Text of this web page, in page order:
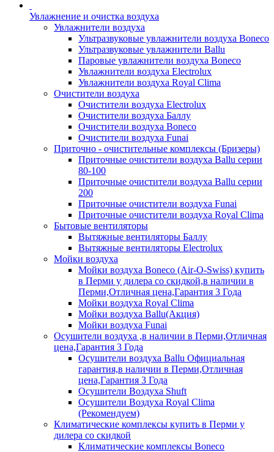
Увлажнение и очистка воздуха
Увлажнители воздуха
Ультразвуковые увлажнители воздуха Boneco
Ультразвуковые увлажнители Ballu
Паровые увлажнители воздуха Boneco
Увлажнители воздуха Electrolux
Увлажнители воздуха Royal Clima
Очистители воздуха
Очистители воздуха Electrolux
Очистители воздуха Баллу
Очистители воздуха Boneco
Очистители воздуха Funai
Приточно - очистительные комплексы (Бризеры)
Приточные очистители воздуха Ballu серии
80-100
Приточные очистители воздуха Ballu серии
200
Приточные очистители воздуха Funai
Приточные очистители воздуха Royal Clima
Бытовые вентиляторы
Вытяжные вентиляторы Баллу
Вытяжные вентиляторы Electrolux
Мойки воздуха
Мойки воздуха Boneco (Air-O-Swiss) купить
в Перми у дилера со скидкой,в наличии в
Перми,Отличная цена,Гарантия 3 Года
Мойки воздуха Royal Clima
Мойки воздуха Ballu(Акция)
Мойки воздуха Funai
Осушители воздуха ,в наличии в Перми,Отличная
цена,Гарантия 3 Года
Осушители воздуха Ballu Официальная
гарантия,в наличии в Перми,Отличная
цена,Гарантия 3 Года
Осушители Воздуха Shuft
Осушители Воздуха Royal Clima
(Рекомендуем)
Климатические комплексы купить в Перми у
дилера со скидкой
Климатические комплексы Boneсo